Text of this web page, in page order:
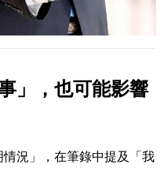
」，也可能影響
況」， 在筆錄中提及「我